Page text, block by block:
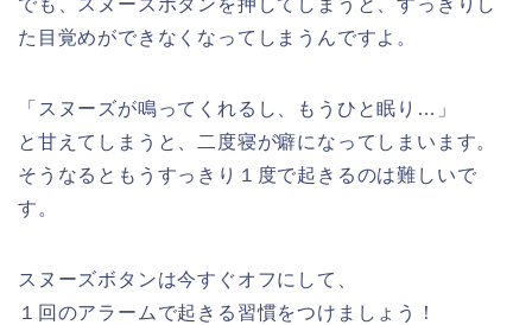
でも、スヌーズボタンを押してしまうと、すっきりし
た目覚めができなくなってしまうんですよ。
「スヌーズが鳴ってくれるし、もうひと眠り…」
と甘えてしまうと、二度寝が癖になってしまいます。
そうなるともうすっきり１度で起きるのは難しいで
す。
スヌーズボタンは今すぐオフにして、
１回のアラームで起きる習慣をつけましょう！